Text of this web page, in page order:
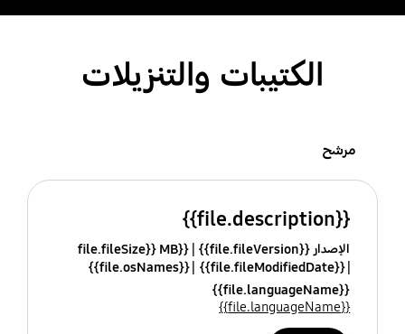
الكتيبات والتنزيلات
مرشح
{{file.description}}
الإصدار {{file.fileVersion}}
{{file.fileSize}} MB
{{file.fileModifiedDate}}
{{file.osNames}}
{{file.languageName}}
{{file.languageName}}